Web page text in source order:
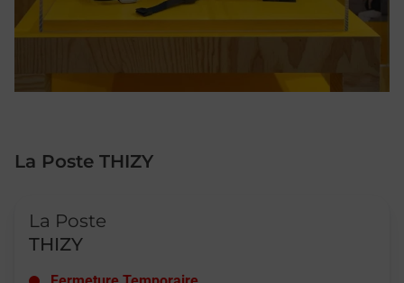
La Poste THIZY
La Poste
THIZY